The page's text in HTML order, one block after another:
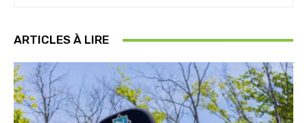
ARTICLES À LIRE